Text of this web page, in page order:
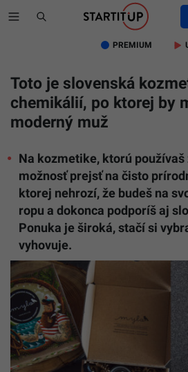
PREMIUM
Toto je slovenská
chemikálií, po ktorej by
moderný muž
Na kozmetike, ktorú
možnosť prejsť na čisto
ktorej nehrozí, že budeš na
ropu a dokonca podporíš aj
Ponuka je široká, stačí si
vyhovuje.